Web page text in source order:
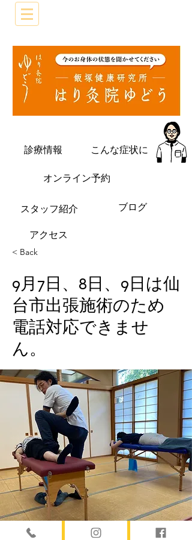
診療情報 こんな症状に
オンライン予約
​スタッフ紹介 ブログ
​アクセス
< Back
9月7日、8日、9日は仙
台市出張施術のため
電話対応できませ
ん。